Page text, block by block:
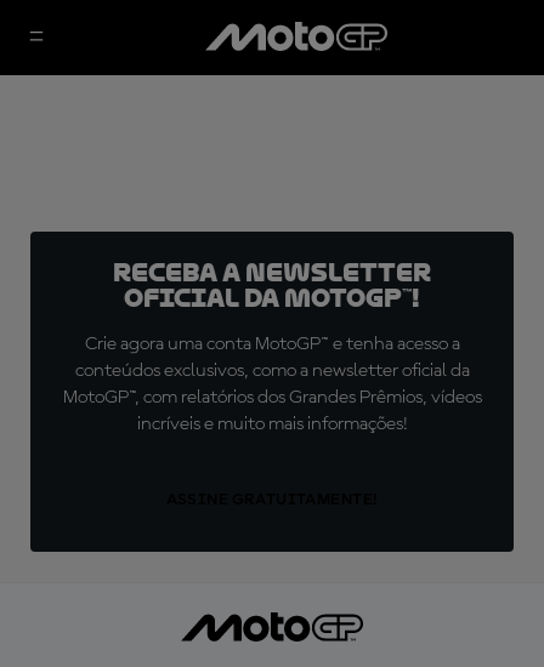
Receba a newsletter
oficial da MotoGP™!
Crie agora uma conta MotoGP™ e tenha acesso a
conteúdos exclusivos, como a newsletter oficial da
MotoGP™, com relatórios dos Grandes Prêmios, vídeos
incríveis e muito mais informações!